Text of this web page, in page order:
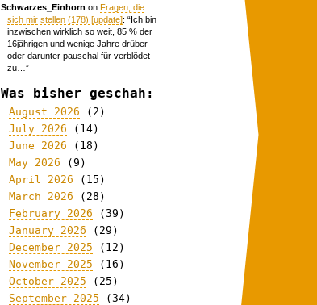
Schwarzes_Einhorn onFragen, die
sich mir stellen (178) [update]: “Ich bin
inzwischen wirklich so weit, 85 % der
16jährigen und wenige Jahre drüber
oder darunter pauschal für verblödet
zu… ”
Was bisher geschah:
August 2026 (2)
July 2026 (14)
June 2026 (18)
May 2026 (9)
April 2026 (15)
March 2026 (28)
February 2026 (39)
January 2026 (29)
December 2025 (12)
November 2025 (16)
October 2025 (25)
September 2025 (34)